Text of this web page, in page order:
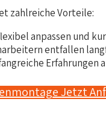
zahlreiche Vorteile:
anpassen und
entfallen
Erfahrungen
Jetzt